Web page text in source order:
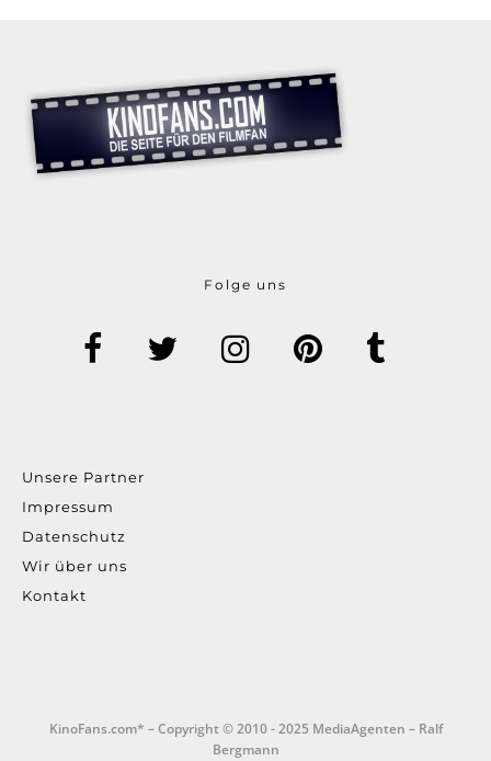
Folge uns
Unsere Partner
Impressum
Datenschutz
Wir über uns
Kontakt
KinoFans.com* – Copyright © 2010 - 2025 MediaAgenten – Ralf
Bergmann